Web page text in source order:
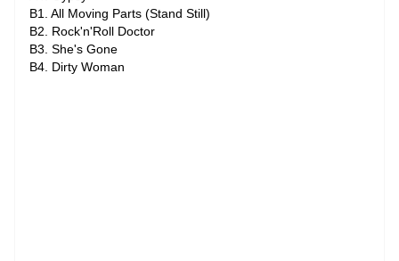
B1. All Moving Parts (Stand Still)
B2. Rock'n'Roll Doctor
B3. She's Gone
B4. Dirty Woman